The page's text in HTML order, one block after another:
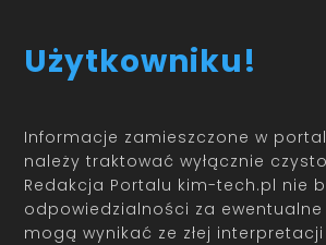
Użytkowniku!
Informacje zamieszczone w
należy traktować wyłącznie
Redakcja Portalu kim-tech.pl nie
odpowiedzialności za ewentualne
mogą wynikać ze złej